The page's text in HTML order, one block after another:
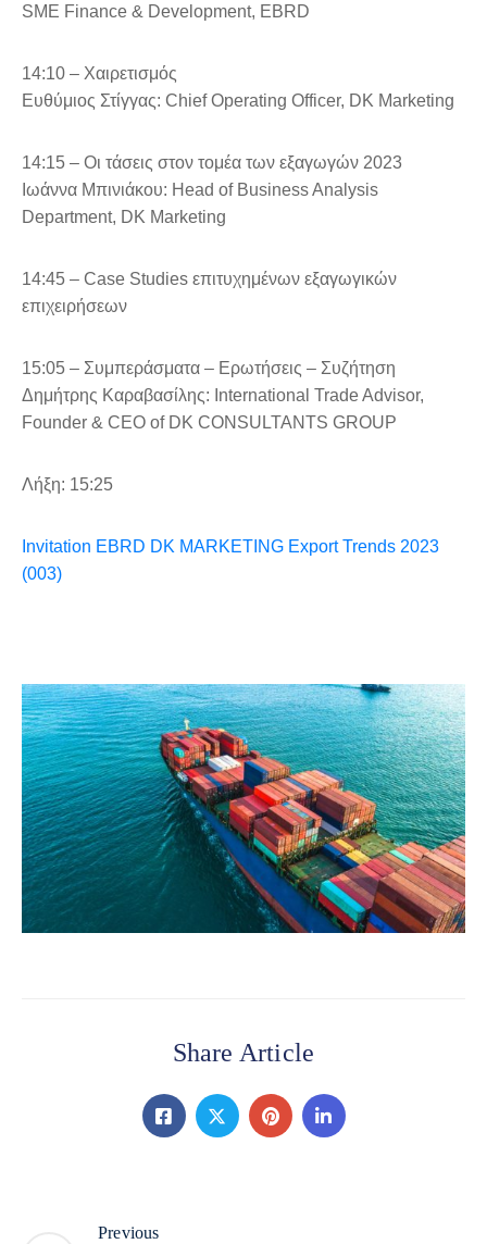
SME Finance & Development, EBRD
14:10 – Χαιρετισμός
Ευθύμιος Στίγγας: Chief Operating Officer, DK Marketing
14:15 – Οι τάσεις στον τομέα των εξαγωγών 2023
Ιωάννα Μπινιάκου: Head of Business Analysis
Department, DK Marketing
14:45 – Case Studies επιτυχημένων εξαγωγικών
επιχειρήσεων
15:05 – Συμπεράσματα – Ερωτήσεις – Συζήτηση
Δημήτρης Καραβασίλης: International Trade Advisor,
Founder & CEO of DK CONSULTANTS GROUP
Λήξη: 15:25
Invitation EBRD DK MARKETING Export Trends 2023
(003)
Share Article
Previous